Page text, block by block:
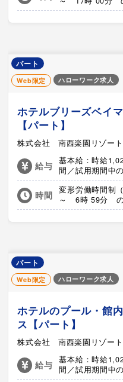
パート
Web限定 ハローワーク求人
ホテルブリーズベイ
【パート】
株式会社 南西楽園リゾート
給与
基本給：時給
間／試用期間中
時間
変形労働時間制
～ 6時 59分
パート
Web限定 ハローワーク求人
ホテルのプール・館
ス【パート】
株式会社 南西楽園リゾート
給与
基本給：時給
間／試用期間中